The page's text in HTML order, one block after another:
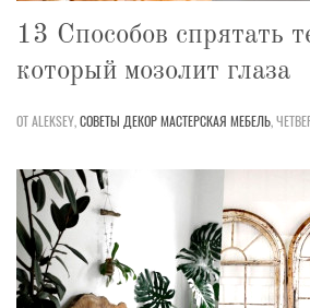
13 Способов спрятать
который мозолит глаза
ОТ ALEKSEY,СОВЕТЫ ДЕКОРМАСТЕРСКАЯ МЕБЕЛЬ,